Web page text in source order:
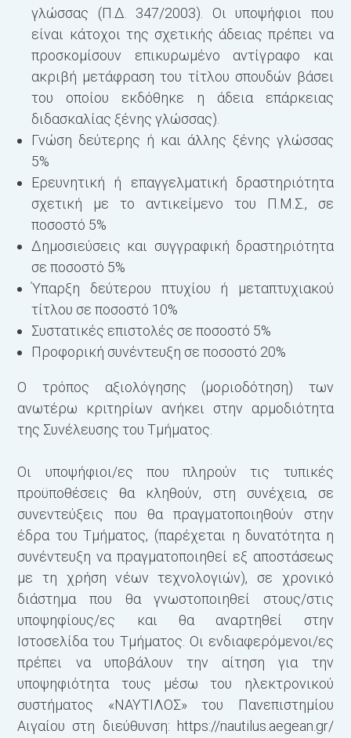
γλώσσας (Π.Δ. 347/2003). Οι υποψήφιοι που
είναι κάτοχοι της σχετικής άδειας πρέπει να
προσκομίσουν επικυρωμένο αντίγραφο και
ακριβή μετάφραση του τίτλου σπουδών βάσει
του οποίου εκδόθηκε η άδεια επάρκειας
διδασκαλίας ξένης γλώσσας).
Γνώση δεύτερης ή και άλλης ξένης γλώσσας
5%
Ερευνητική ή επαγγελματική δραστηριότητα
σχετική με το αντικείμενο του Π.Μ.Σ., σε
ποσοστό 5%
Δημοσιεύσεις και συγγραφική δραστηριότητα
σε ποσοστό 5%
Ύπαρξη δεύτερου πτυχίου ή μεταπτυχιακού
τίτλου σε ποσοστό 10%
Συστατικές επιστολές σε ποσοστό 5%
Προφορική συνέντευξη σε ποσοστό 20%
Ο τρόπος αξιολόγησης (μοριοδότηση) των
ανωτέρω κριτηρίων ανήκει στην αρμοδιότητα
της Συνέλευσης του Τμήματος.
Οι υποψήφιοι/ες που πληρούν τις τυπικές
προϋποθέσεις θα κληθούν, στη συνέχεια, σε
συνεντεύξεις που θα πραγματοποιηθούν στην
έδρα του Τμήματος, (παρέχεται η δυνατότητα η
συνέντευξη να πραγματοποιηθεί εξ αποστάσεως
με τη χρήση νέων τεχνολογιών), σε χρονικό
διάστημα που θα γνωστοποιηθεί στους/στις
υποψηφίους/ες και θα αναρτηθεί στην
Ιστοσελίδα του Τμήματος. Οι ενδιαφερόμενοι/ες
πρέπει να υποβάλουν την αίτηση για την
υποψηφιότητα τους μέσω του ηλεκτρονικού
συστήματος «ΝΑΥΤΙΛΟΣ» του Πανεπιστημίου
Αιγαίου στη διεύθυνση: https://nautilus.aegean.gr/